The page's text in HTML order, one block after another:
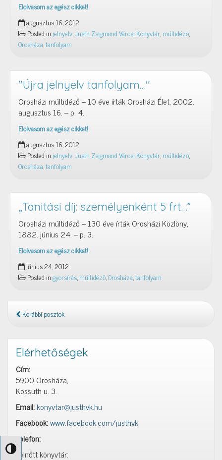
Nagy kontraszt váltása
Elolvasom az egész cikket!
„Újra
jelnyelv
tanfolyam…”
augusztus 16, 2012
Posted in jelnyelv,Justh Zsigmond Városi Könyvtár,múltidéző,
Orosháza,tanfolyam
"Újra jelnyelv tanfolyam…"
Orosházi múltidéző – 10 éve írták Orosházi Élet, 2002.
augusztus 16. – p. 4.
Elolvasom az egész cikket!
"Újra
jelnyelv
tanfolyam…"
augusztus 16, 2012
Posted in jelnyelv,Justh Zsigmond Városi Könyvtár,múltidéző,
Orosháza,tanfolyam
„Tanitási díj: személyenként 5 frt…”
Orosházi múltidéző – 130 éve írták Orosházi Közlöny,
1882. június 24. – p. 3.
Elolvasom az egész cikket!
„Tanitási
díj:
személyenként
frt…”
június 24, 2012
Posted ingyorsírás,múltidéző,Orosháza,tanfolyam
Korábbi posztok
Elérhetőségek
Cím:
5900 Orosháza,
Kossuth u. 3.
Email:konyvtar@justhvk.hu
Facebook:www.facebook.com/justhvk
Telefon:
Felnőtt könyvtár: